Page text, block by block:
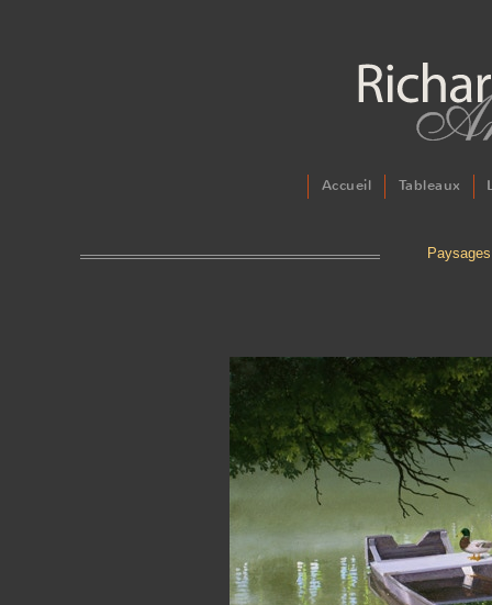
Accueil Tableaux